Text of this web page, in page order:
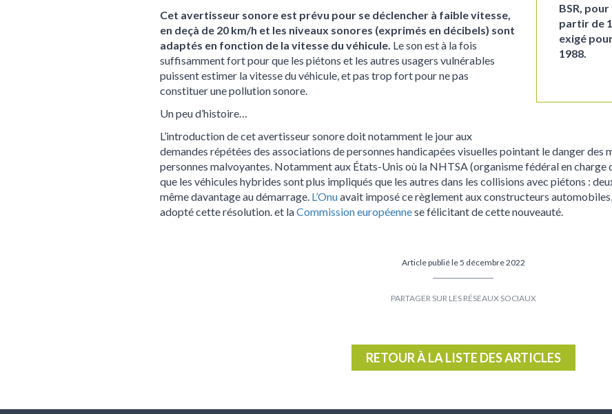
BSR,
partir de
exigé
1988.
Cet avertisseur sonore est prévu pour se déclencher à faible vitesse,
en deçà de 20 km/h et les niveaux sonores (exprimés en décibels) sont
adaptés en fonction de la vitesse du véhicule. Le son est à la fois
suffisamment fort pour que les piétons et les autres usagers vulnérables
puissent estimer la vitesse du véhicule, et pas trop fort pour ne pas
constituer une pollution sonore.
Un peu d’histoire…
L’introduction de cet avertisseur sonore doit notamment le jour aux
demandes répétées des associations de personnes handicapées visuelles pointant le danger des
personnes malvoyantes. Notamment aux États-Unis où la NHTSA (organisme fédéral en charge
que les véhicules hybrides sont plus impliqués que les autres dans les collisions avec piétons :
même davantage au démarrage. L’Onuavait imposé ce règlement aux constructeurs automobiles,
adopté cette résolution. et laCommission européennese félicitant de cette nouveauté.
Article publié le 5 décembre 2022
Facebook
Twitter
RETOUR À LA LISTE DES ARTICLES